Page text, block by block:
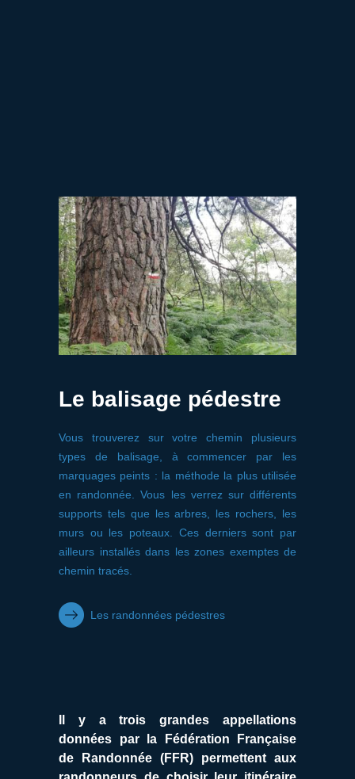
Le balisage pédestre
Vous trouverez sur votre chemin plusieurs
types de balisage, à commencer par les
marquages peints : la méthode la plus utilisée
en randonnée. Vous les verrez sur différents
supports tels que les arbres, les rochers, les
murs ou les poteaux. Ces derniers sont par
ailleurs installés dans les zones exemptes de
chemin tracés.
Les randonnées pédestres
Il y a trois grandes appellations
données par la Fédération Française
de Randonnée (FFR) permettent aux